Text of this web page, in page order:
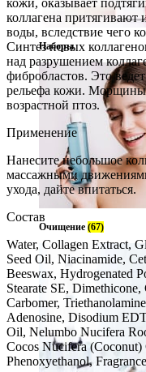
Наборы
Очищение (67)
кожи, оказывает
коллагена притягивают
воды, вследствие чего
Синтез новых
над разрушением
фибробластов. Это
рельефа кожи. Морщины
возрастной птоз.
Применение
Нанесите небольшое
массажными
ухода, дайте впитаться.
Состав
Water, Collagen Extract,
Seed Oil, Niacinamide,
Beeswax, Hydrogenated
Stearate SE,
Carbomer,
Adenosine, Disodium
Oil, Nelumbo Nucifera
Cocos Nucifera
Phenoxyethanol,